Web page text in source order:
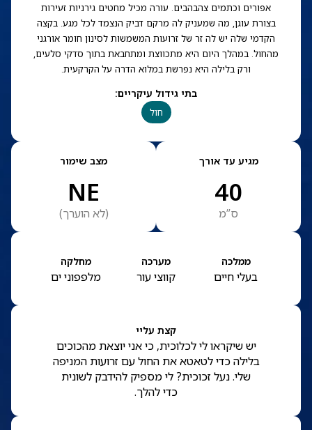
אפורים וכתמים צהבהבים. עורה מכיל מחטים גירניות זעירות
בצורת עוגן, מה שמעניק לה מרקם דביק הנצמד לכל מגע. בקצה
הקדמי שלה יש לה זר של זרועות המשמשות לסינון חומר אורגני
מהחול. במהלך היום היא מתכווצת ומתחבאת בתוך סדקי סלעים,
ורק בלילה היא נפרשת במלוא הדרה על הקרקעית.
בתי גידול עיקריים:
חול
מגיע עד אורך
40
ס”מ
מצב שימור
NE
(לא הוערך)
ממלכה
בעלי חיים
מערכה
קווצי עור
מחלקה
מלפפוני ים
קצת עליי
יש שיקראו לי לכלוכית, כי אני יוצאת מהכוכים
בלילה כדי לטאטא את החול עם זרועות המניפה
שלי. נעל זכוכית? לי מספיק להידבק לשונית
כדי להלך.